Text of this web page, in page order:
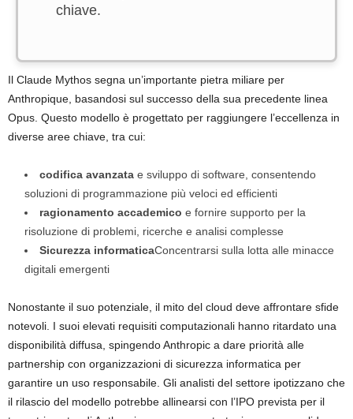
chiave.
Il Claude Mythos segna un’importante pietra miliare per
Anthropique, basandosi sul successo della sua precedente linea
Opus. Questo modello è progettato per raggiungere l’eccellenza in
diverse aree chiave, tra cui:
codifica avanzata e sviluppo di software, consentendo
soluzioni di programmazione più veloci ed efficienti
ragionamento accademico e fornire supporto per la
risoluzione di problemi, ricerche e analisi complesse
Sicurezza informaticaConcentrarsi sulla lotta alle minacce
digitali emergenti
Nonostante il suo potenziale, il mito del cloud deve affrontare sfide
notevoli. I suoi elevati requisiti computazionali hanno ritardato una
disponibilità diffusa, spingendo Anthropic a dare priorità alle
partnership con organizzazioni di sicurezza informatica per
garantire un uso responsabile. Gli analisti del settore ipotizzano che
il rilascio del modello potrebbe allinearsi con l’IPO prevista per il